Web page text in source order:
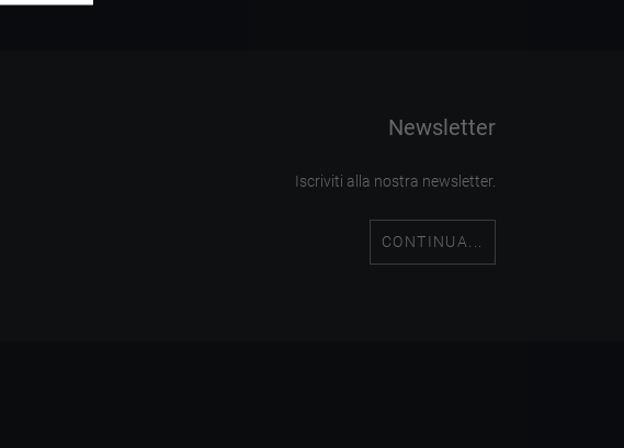
Newsletter
Iscriviti alla nostra newsletter.
CONTINUA...